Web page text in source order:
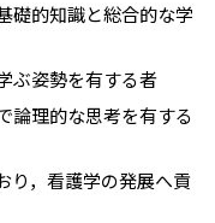
礎的知識と総合的な学
ぶ姿勢を有する者
論理的な思考を有する
り，看護学の発展へ貢